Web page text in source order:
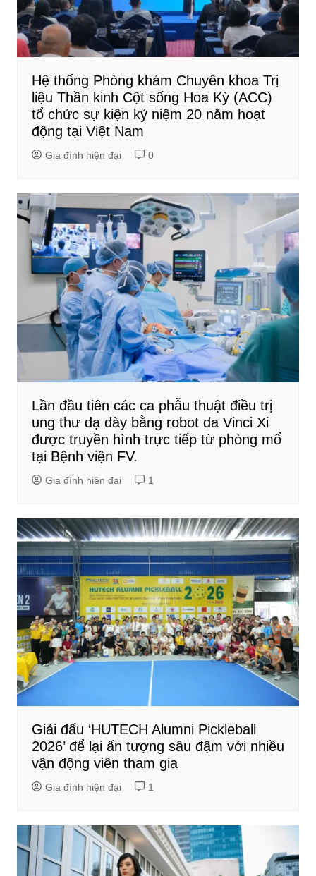
Hệ thống Phòng khám Chuyên khoa Trị
liệu Thần kinh Cột sống Hoa Kỳ (ACC)
tổ chức sự kiện kỷ niệm 20 năm hoạt
động tại Việt Nam
Gia đình hiện đại 0
Lần đầu tiên các ca phẫu thuật điều trị
ung thư dạ dày bằng robot da Vinci Xi
được truyền hình trực tiếp từ phòng mổ
tại Bệnh viện FV.
Gia đình hiện đại 1
Giải đấu ‘HUTECH Alumni Pickleball
2026’ để lại ấn tượng sâu đậm với nhiều
vận động viên tham gia
Gia đình hiện đại 1